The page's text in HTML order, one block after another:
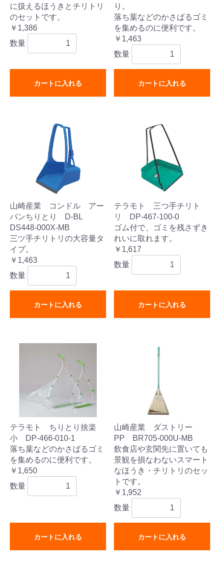
に扱えるほうきとチリトリ
のセットです。
￥1,386
数量
カートに入れる
り。
落ち葉などのかさばるゴミ
を集めるのに便利です。
￥1,463
数量
カートに入れる
山崎産業 コンドル アー
バンちりとり D-BL
DS448-000X-MB
三ツ手チリトリの大容量タ
イプ。
￥1,463
数量
カートに入れる
テラモト 三つ手チリト
リ DP-467-100-0
ゴム付で、ゴミを残さずき
れいに取れます。
￥1,617
数量
カートに入れる
テラモト ちりとり捨楽
小 DP-466-010-1
落ち葉などのかさばるゴミ
を集めるのに便利です。
￥1,650
数量
カートに入れる
山崎産業 ダストリー
PP BR705-000U-MB
飲食店や玄関先に置いても
景観を損なわないスマート
なほうき・チリトリのセッ
トです。
￥1,952
数量
カートに入れる